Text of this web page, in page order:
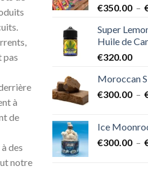
pas
à
de
des
notre
€350.00 –
Super
Huile de
€320.00
Moroccan
€300.00 –
Ice
€300.00 –